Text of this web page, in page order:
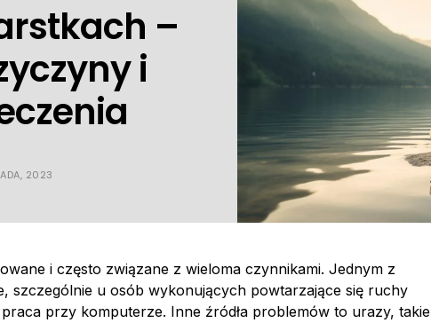
–
i
2023
i często związane z wieloma czynnikami. Jednym z
szczególnie u osób wykonujących powtarzające się ruchy
przy komputerze. Inne źródła problemów to urazy, takie